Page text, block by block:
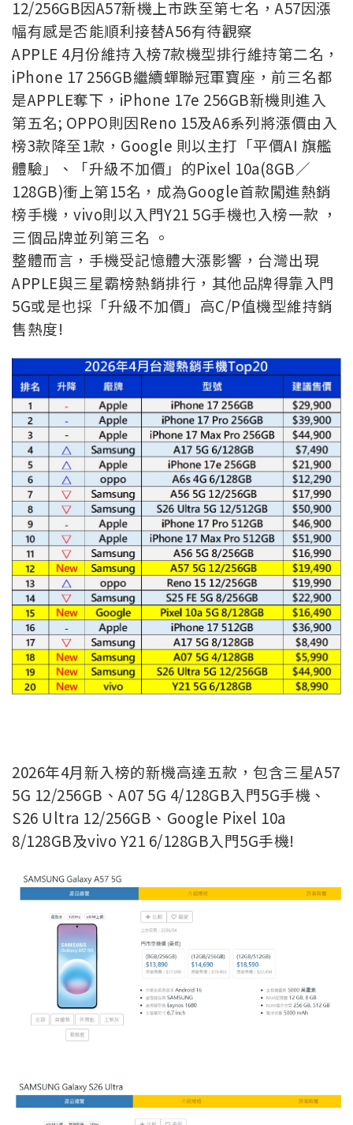
12/256GB因A57新機上市跌至第七名，A57因漲
幅有感是否能順利接替A56有待觀察
APPLE 4月份維持入榜7款機型排行維持第二名，
iPhone 17 256GB繼續蟬聯冠軍寶座，前三名都
是APPLE奪下，iPhone 17e 256GB新機則進入
第五名; OPPO則因Reno 15及A6系列將漲價由入
榜3款降至1款，Google 則以主打「平價AI 旗艦
體驗」、「升級不加價」的Pixel 10a(8GB／
128GB)衝上第15名，成為Google首款闖進熱銷
榜手機，vivo則以入門Y21 5G手機也入榜一款 ，
三個品牌並列第三名 。
整體而言，手機受記憶體大漲影響，台灣出現
APPLE與三星霸榜熱銷排行，其他品牌得靠入門
5G或是也採「升級不加價」高C/P值機型維持銷
售熱度!
2026年4月新入榜的新機高達五款，包含三星A57
5G 12/256GB、A07 5G 4/128GB入門5G手機、
S26 Ultra 12/256GB、Google Pixel 10a
8/128GB及vivo Y21 6/128GB入門5G手機!